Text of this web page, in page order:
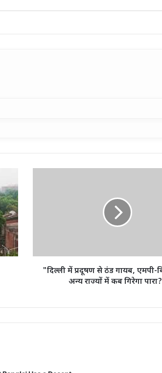
समेत
गिरेगा
"दिल्ली में प्रदूषण से ठंड गायब, एमपी-
अन्य राज्यों में कब गिरेगा